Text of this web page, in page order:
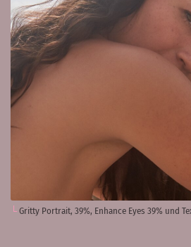
Gritty Portrait, 39%, Enhance Eyes 39% und